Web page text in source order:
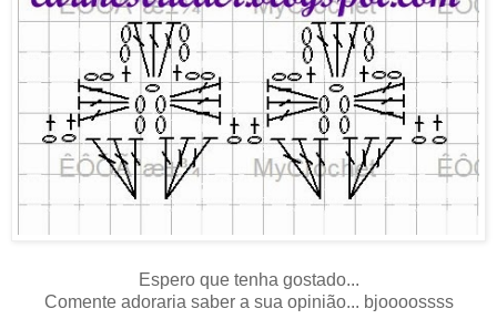
Espero que tenha gostado...
Comente adoraria saber a sua opinião... bjoooossss